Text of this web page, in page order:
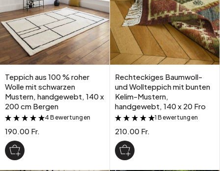
Teppich aus 100 % roher
Wolle mit schwarzen
Mustern, handgewebt, 140 x
200 cm Bergen
&
4 Bewertungen
190.00 Fr.
Rechteckiges Baumwoll-
und Wollteppich mit bunten
Kelim-Mustern,
handgewebt, 140 x 20 Fro
&
1 Bewertungen
210.00 Fr.